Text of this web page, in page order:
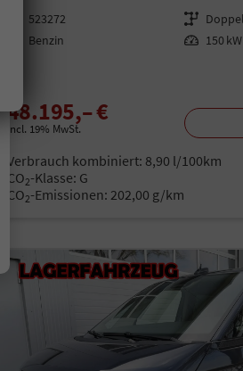
523272 Getriebe
Benzin Leistung 150
48.195,– €
incl. 19% MwSt.
Verbrauch kombiniert: 8,90 l/100km
CO2-Klasse: G
CO2-Emissionen: 202,00 g/km